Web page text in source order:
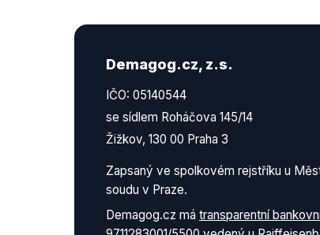
Demagog.cz, z.s.
IČO: 05140544
se sídlem Roháčova 145/14
Žižkov, 130 00 Praha 3
Zapsaný ve spolkovém rejstříku u
soudu v Praze.
Demagog.cz má transparentní